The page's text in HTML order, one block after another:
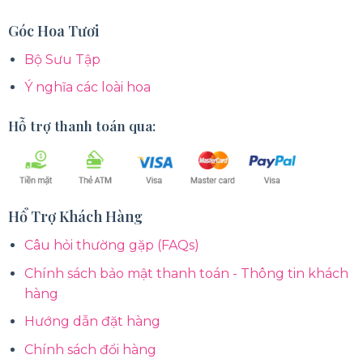
Góc Hoa Tươi
Bộ Sưu Tập
Ý nghĩa các loài hoa
Hỗ trợ thanh toán qua:
Hổ Trợ Khách Hàng
Câu hỏi thường gặp (FAQs)
Chính sách bảo mật thanh toán - Thông tin khách
hàng
Hướng dẫn đặt hàng
Chính sách đổi hàng